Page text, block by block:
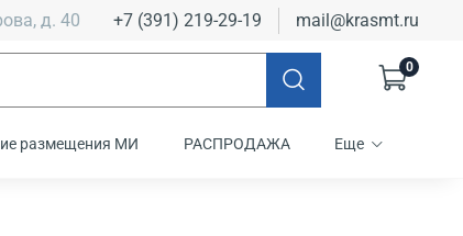
д. 40 +7 (391) 219-29-19 mail@krasmt.ru
0
размещения МИ РАСПРОДАЖА Еще